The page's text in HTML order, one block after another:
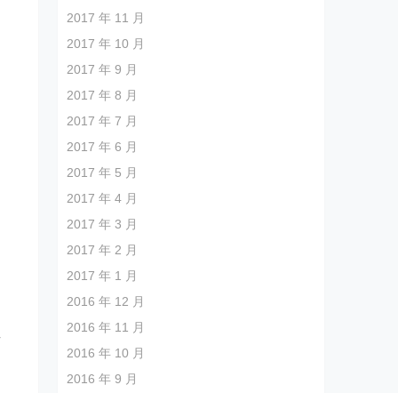
2017 年 11 月
2017 年 10 月
2017 年 9 月
2017 年 8 月
2017 年 7 月
2017 年 6 月
2017 年 5 月
2017 年 4 月
2017 年 3 月
2017 年 2 月
2017 年 1 月
2016 年 12 月
2016 年 11 月
2016 年 10 月
2016 年 9 月